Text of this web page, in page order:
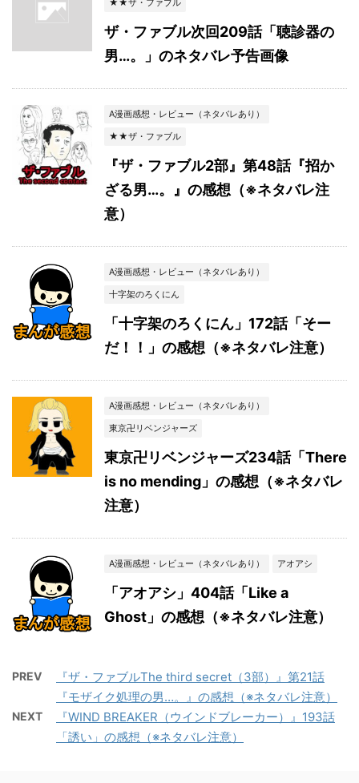
★★ザ・ファブル
ザ・ファブル次回209話「聴診器の
男…。」のネタバレ予告画像
A漫画感想・レビュー（ネタバレあり）
★★ザ・ファブル
『ザ・ファブル2部』第48話『招か
ざる男…。』の感想（※ネタバレ注
意）
A漫画感想・レビュー（ネタバレあり）
十字架のろくにん
「十字架のろくにん」172話「そー
だ！！」の感想（※ネタバレ注意）
A漫画感想・レビュー（ネタバレあり）
東京卍リベンジャーズ
東京卍リベンジャーズ234話「There
is no mending」の感想（※ネタバレ
注意）
A漫画感想・レビュー（ネタバレあり） アオアシ
「アオアシ」404話「Like a
Ghost」の感想（※ネタバレ注意）
PREV
『ザ・ファブルThe third secret（3部）』第21話
『モザイク処理の男…。』の感想（※ネタバレ注意）
NEXT
『WIND BREAKER（ウインドブレーカー）』193話
「誘い」の感想（※ネタバレ注意）